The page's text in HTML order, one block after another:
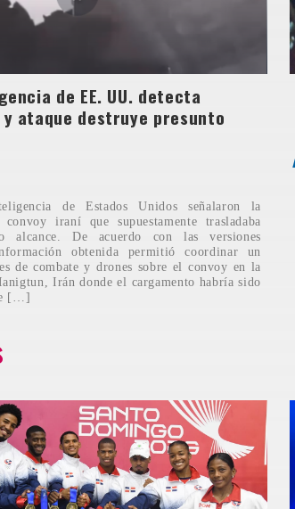
de EE. UU. detecta
ataque destruye presunto
de Estados Unidos señalaron la
iraní que supuestamente trasladaba
alcance. De acuerdo con las versiones
obtenida permitió coordinar un
de combate y drones sobre el convoy en la
Irán donde el cargamento habría sido
[…]